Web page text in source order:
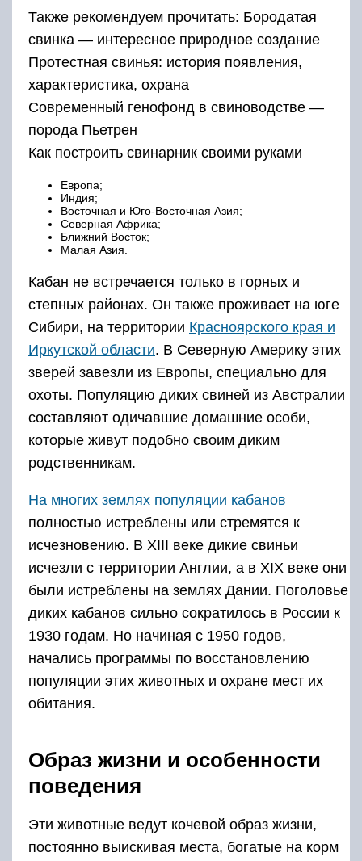
Также рекомендуем прочитать: Бородатая
свинка — интересное природное создание
Протестная свинья: история появления,
характеристика, охрана
Современный генофонд в свиноводстве —
порода Пьетрен
Как построить свинарник своими руками
Европа;
Индия;
Восточная и Юго-Восточная Азия;
Северная Африка;
Ближний Восток;
Малая Азия.
Кабан не встречается только в горных и
степных районах. Он также проживает на юге
Сибири, на территории Красноярского края и
Иркутской области. В Северную Америку этих
зверей завезли из Европы, специально для
охоты. Популяцию диких свиней из Австралии
составляют одичавшие домашние особи,
которые живут подобно своим диким
родственникам.
На многих землях популяции кабанов
полностью истреблены или стремятся к
исчезновению. В XIII веке дикие свиньи
исчезли с территории Англии, а в XIX веке они
были истреблены на землях Дании. Поголовье
диких кабанов сильно сократилось в России к
1930 годам. Но начиная с 1950 годов,
начались программы по восстановлению
популяции этих животных и охране мест их
обитания.
Образ жизни и особенности
поведения
Эти животные ведут кочевой образ жизни,
постоянно выискивая места, богатые на корм